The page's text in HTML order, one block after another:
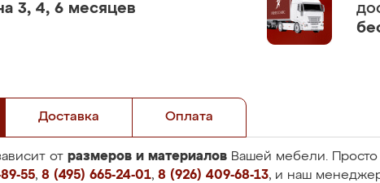
3, 4, 6 месяцев
Доставка Оплата
от размеров и материалов Вашей мебели.
55, 8 (495) 665-24-01, 8 (926) 409-68-13, и наш